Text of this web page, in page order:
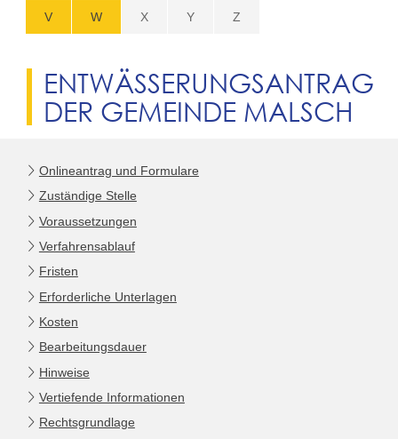
V W X Y Z
ENTWÄSSERUNGSANTRAG
DER GEMEINDE MALSCH
Onlineantrag und Formulare
Zuständige Stelle
Voraussetzungen
Verfahrensablauf
Fristen
Erforderliche Unterlagen
Kosten
Bearbeitungsdauer
Hinweise
Vertiefende Informationen
Rechtsgrundlage